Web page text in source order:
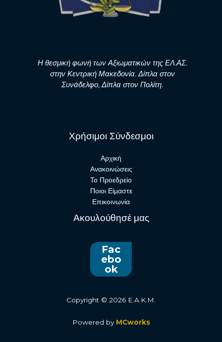
Η θεσμική φωνή των Αξιωματικών της ΕΛ.ΑΣ.
στην Κεντρική Μακεδονία. Δίπλα στον
Συνάδελφο, Δίπλα στον Πολίτη.
Χρήσιμοι Σύνδεσμοι
Αρχική
Ανακοινώσεις
Το Προεδρείο
Ποιοι Είμαστε
Επικοινωνία
Ακουλούθησέ μας
Fac
ebo
ok
Copyright © 2026 E.A.K.M.
Powered by MCworks